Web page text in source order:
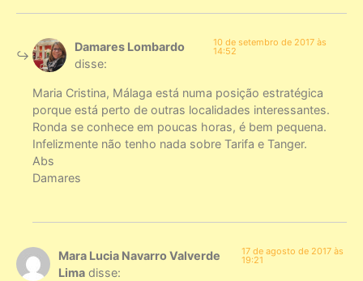
Damares Lombardo
disse:
10 de setembro de 2017 às
14:52
Maria Cristina, Málaga está numa posição estratégica
porque está perto de outras localidades interessantes.
Ronda se conhece em poucas horas, é bem pequena.
Infelizmente não tenho nada sobre Tarifa e Tanger.
Abs
Damares
Mara Lucia Navarro Valverde
Lima disse:
17 de agosto de 2017 às
19:21